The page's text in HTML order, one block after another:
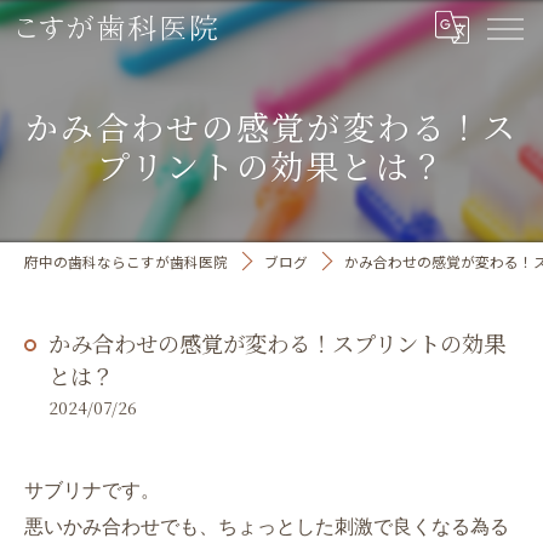
かみ合わせの感覚が変わる！ス
プリントの効果とは？
府中の歯科ならこすが歯科医院 ブログ かみ合わせの感覚が変わる！
かみ合わせの感覚が変わる！スプリントの効果
とは？
2024/07/26
サブリナです。
悪いかみ合わせでも、ちょっとした刺激で良くなる為る